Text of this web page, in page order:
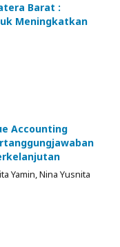
Barat :
Meningkatkan
Accounting
Yamin, Nina Yusnita